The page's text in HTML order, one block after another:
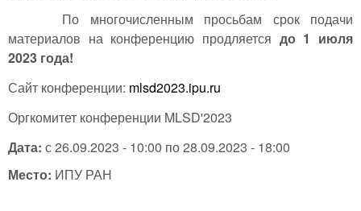
По многочисленным просьбам срок подачи
материалов на конференцию продляется до 1 июля
2023 года!
Сайт конференции: mlsd2023.ipu.ru
Оргкомитет конференции MLSD'2023
Дата: с26.09.2023 - 10:00 по28.09.2023 - 18:00
Место: ИПУ РАН